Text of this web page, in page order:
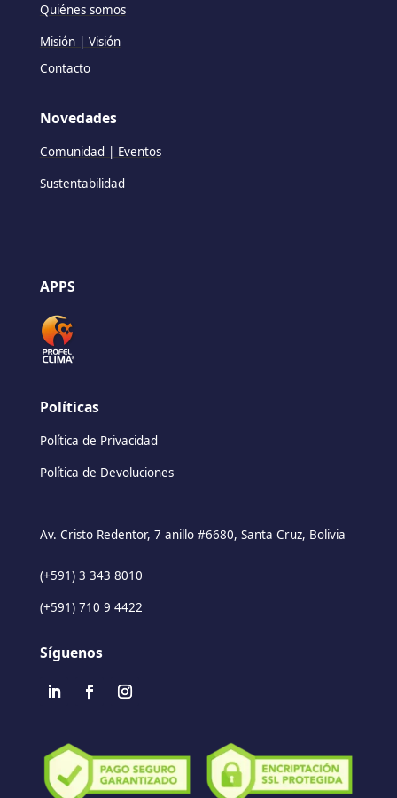
Quiénes somos
Misión | Visión
Contacto
Novedades
Comunidad | Eventos
Sustentabilidad
APPS
Políticas
Política de Privacidad
Política de Devoluciones
Av. Cristo Redentor, 7 anillo #6680, Santa Cruz, Bolivia
(+591) 3 343 8010
(+591) 710 9 4422
Síguenos